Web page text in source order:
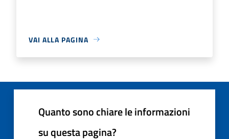
VAI ALLA PAGINA
Quanto sono chiare le informazioni
su questa pagina?